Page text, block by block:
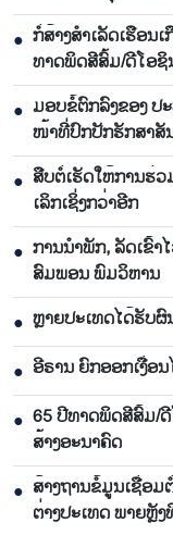
● ກໍ່​ສ້າງ​ສຳ​ເລັດ​ເຮືອນ
ທາດ​ພິດ​ສີ​ສົ້ມ/ດີ​ໂອ​
● ມອບ​ຂໍ້​ຕົກ​ລົງ​ຂອງ​ ປ
ໜ້າ​ທີ່​ປົກ​ປັກ​ຮັກ​ສາ​ສັ
● ສືບ​ຕໍ່​ເຮັດ​ໃຫ້​ການ​ຮ່
ເລິກ​ເຊິ່ງກວ່າ​ອີກ
● ການ​ນຳ​ພັກ​, ລັດ​ເຂົ້າ​
ສົມ​ພອນ ພົມ​ວິ​ຫານ
● ຫຼາຍປະເທດໄດ້ຮັບ
● ອີຣານ ຍົກອອກເງື່ອ
● 65 ​ປີທາດ​ພິດ​ສີ​ສົ້ມ/
ສ້າງ​ອະ​ນາຄົດ
● ສ້າງຖານຂໍ້ມູນເຊື່ອ
ຕ່າງປະເທດ ພາຍຫຼັ